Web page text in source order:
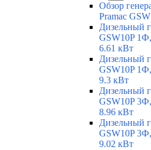
Обзор
Pramac GSW
Дизельный
GSW10P
6.61 кВт
Дизельный
GSW10P
9.3 кВт
Дизельный
GSW10P
8.96 кВт
Дизельный
GSW10P
9.02 кВт